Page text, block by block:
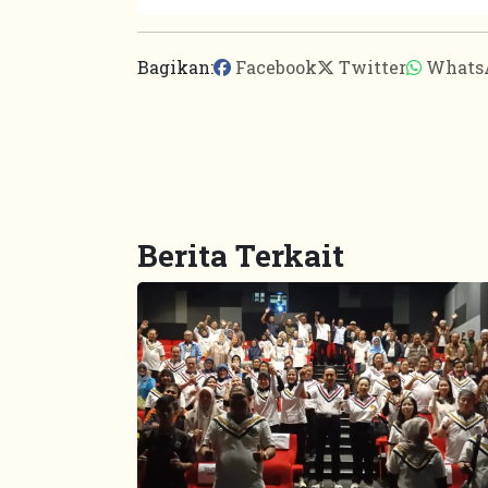
Bagikan: Facebook Twitter
Berita Terkait